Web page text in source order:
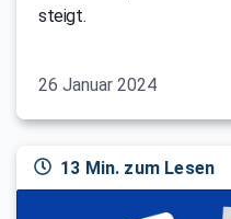
steigt.
26 Januar 2024
13 Min. zum Lesen